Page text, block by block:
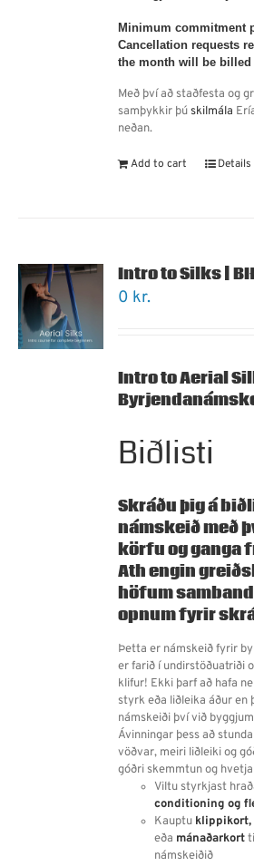
Minimum commitment
Cancellation requests
the month will be billed
Með því að staðfesta og
samþykkir þúskilmála
neðan.
Add to cart Details
Intro to Silks |
0 kr.
Intro to Aerial
Biðlisti
Skráðu þig á
námskeið með
körfu og ganga
Ath engin
höfum
opnum fyrir
Þetta er námskeið fyrir
er farið í undirstöðuatriði
klifur! Ekki þarf að hafa
styrk eða liðleika áður en
námskeiði því við
Ávinningar þess að
vöðvar, meiri liðleiki og
góðri skemmtun og
Viltu styrkjast
conditioning og
Kauptu klippikort,
eða mánaðarkort
námskeiðið